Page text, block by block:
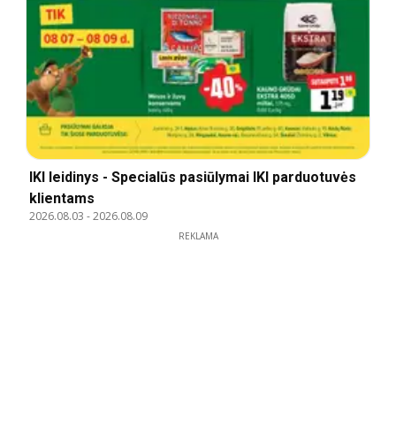
IKI leidinys - Specialūs pasiūlymai IKI parduotuvės
klientams
2026.08.03 -2026.08.09
REKLAMA